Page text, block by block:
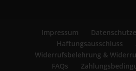
Impressum
Haftungsausschluss
Widerrufsbelehrung &
FAQs